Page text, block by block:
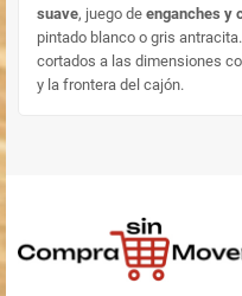
suave, juego de enganches y
pintado blanco o gris
cortados a las dimensiones
y la frontera del cajón.